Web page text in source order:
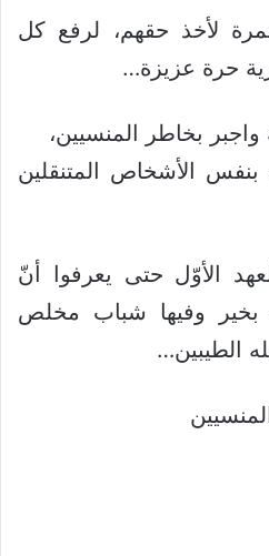
لأخذ حقهم، لرفع كل
حرة عزيزة…
بخاطر المنسيين،
الأشخاص المتنقلين
الأوّل حتى يعرفوا أنّ
بخير وفيها شباب مخلص
الطيبين…